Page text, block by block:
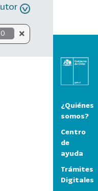
0
¿Quiénes
somos?
Centro
de
ayuda
Trámites
Digitales